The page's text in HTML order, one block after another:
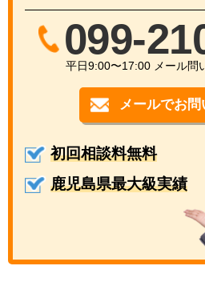
099-
平日9:00〜17:00 メール問
メールでお問
初回相談料無料
鹿児島県最大級実績